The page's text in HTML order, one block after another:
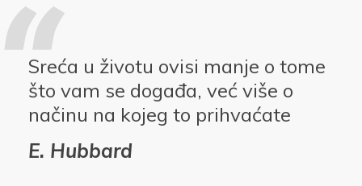
Sreća u životu ovisi manje o tome
što vam se događa, već više o
načinu na kojeg to prihvaćate
E. Hubbard